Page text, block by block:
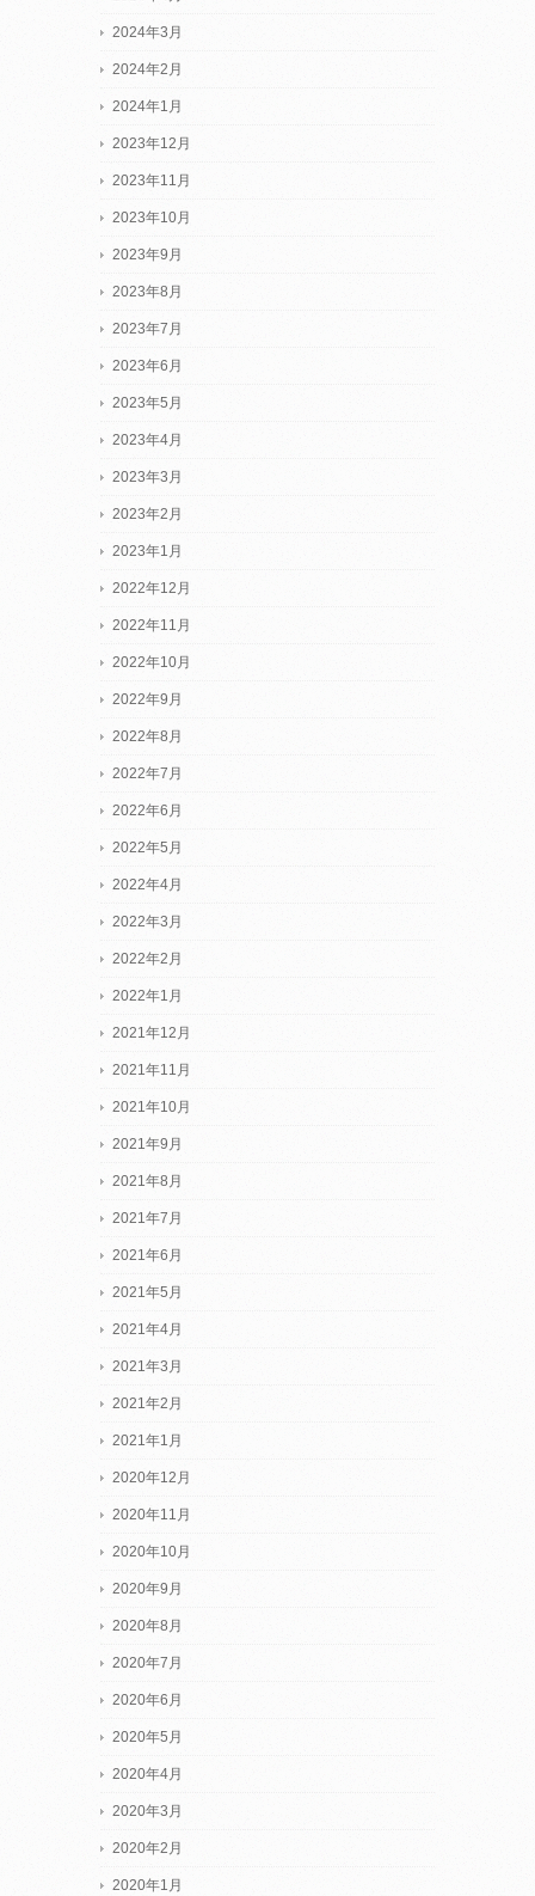
2024年3月
2024年2月
2024年1月
2023年12月
2023年11月
2023年10月
2023年9月
2023年8月
2023年7月
2023年6月
2023年5月
2023年4月
2023年3月
2023年2月
2023年1月
2022年12月
2022年11月
2022年10月
2022年9月
2022年8月
2022年7月
2022年6月
2022年5月
2022年4月
2022年3月
2022年2月
2022年1月
2021年12月
2021年11月
2021年10月
2021年9月
2021年8月
2021年7月
2021年6月
2021年5月
2021年4月
2021年3月
2021年2月
2021年1月
2020年12月
2020年11月
2020年10月
2020年9月
2020年8月
2020年7月
2020年6月
2020年5月
2020年4月
2020年3月
2020年2月
2020年1月